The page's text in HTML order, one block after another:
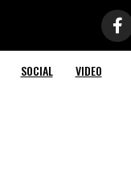
SOCIAL VIDEO